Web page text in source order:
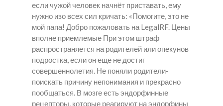
если чужой человек начнёт приставать, ему
нужно изо всех сил кричать: «Помогите, это не
мой папа! Добро пожаловать на LegalRF. Цены
вполне приемлемые При этом штраф
распространяется на родителей или опекунов
подростка, если он еще не достиг
совершеннолетия. Не поняли родители-
поискать причину непонимания и прекрасно
пообщаться. В мозге есть эндорфинные
рецепторы, которые реагируют на эндорфины